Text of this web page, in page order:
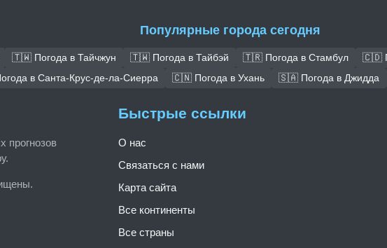
Популярные города сегодня
🇹🇼 Погода в Тайчжун 🇹🇼 Погода в Тайбэй 🇹🇷 Погода в Стамбул 🇨🇩
в Санта-Крус-де-ла-Сиерра 🇨🇳 Погода в Ухань 🇸🇦 Погода в Джидда
прогнозов
Быстрые ссылки
О нас
Связаться с нами
Карта сайта
Все континенты
Все страны